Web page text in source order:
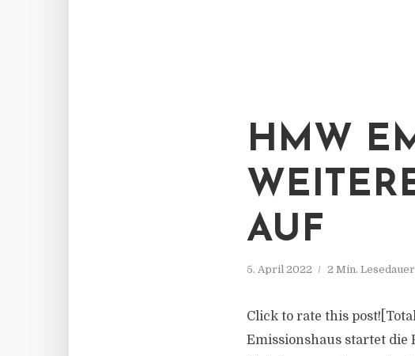
HMW
AUF
5. April 2022 2 Min. Lesedauer
Click to rate this
Emissionshaus startet die